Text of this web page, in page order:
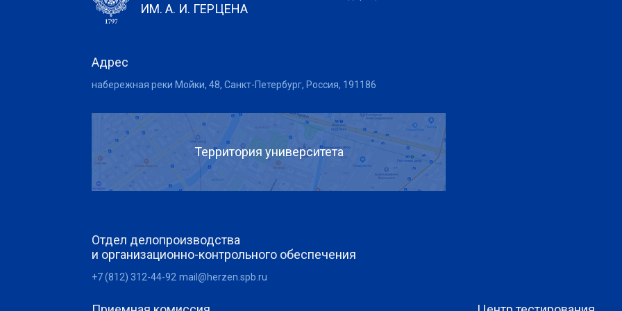
ИМ. А. И. ГЕРЦЕНА
Адрес
набережная реки Мойки, 48, Санкт-Петербург, Россия, 191186
Территория университета
Отдел делопроизводства
и организационно-контрольного обеспечения
+7 (812) 312-44-92 mail@herzen.spb.ru